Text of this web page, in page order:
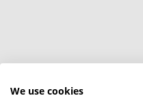
We use cookies